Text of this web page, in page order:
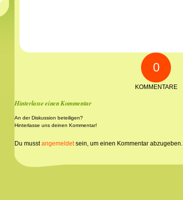
0
KOMMENTARE
Hinterlasse einen Kommentar
An der Diskussion beteiligen?
Hinterlasse uns deinen Kommentar!
Du musstangemeldetsein, um einen Kommentar abzugeben.